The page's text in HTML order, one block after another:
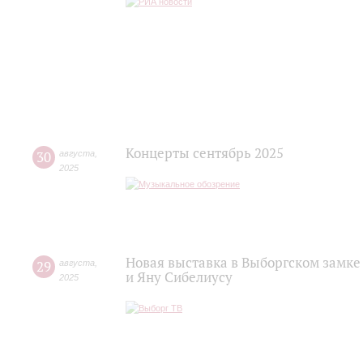
30 августа
2025
Концерты сентябрь 2025
29 августа
2025
Новая выставка в Выборгском
и Яну Сибелиусу